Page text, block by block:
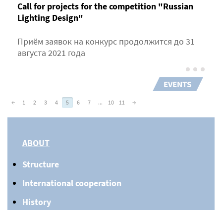
Call for projects for the competition "Russian
Lighting Design"
Приём заявок на конкурс продолжится до 31
августа 2021 года
EVENTS
← 1 2 3 4 5 6 7 ... 10 11 →
ABOUT
Structure
International cooperation
History